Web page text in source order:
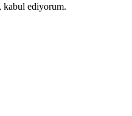
kabul ediyorum.